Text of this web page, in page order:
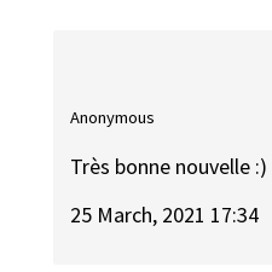
Anonymous
Très bonne nouvelle :)
25 March, 2021 17:34